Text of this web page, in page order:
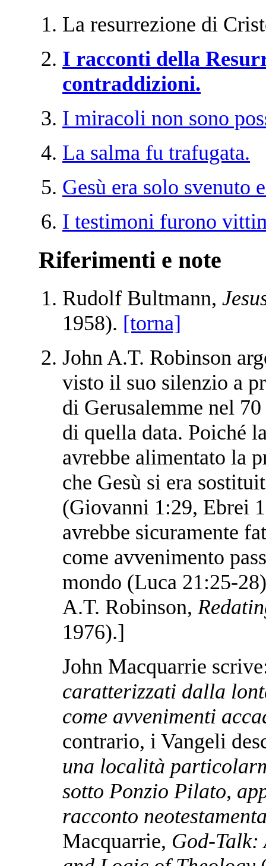
La resurrezione di
I racconti della
contraddizioni.
I miracoli non sono
La salma fu trafugata.
Gesù era solo svenuto
I testimoni furono
Riferimenti e note
Rudolf Bultmann,
1958). [torna]
John A.T. Robinson
visto il suo silenzio a
di Gerusalemme nel
di quella data. Poiché
avrebbe alimentato la
che Gesù si era
(Giovanni 1:29, Ebrei
avrebbe sicuramente
come avvenimento
mondo (Luca 21:25-
A.T. Robinson,
1976).]
John Macquarrie
caratterizzati dalla
come avvenimenti
contrario, i Vangeli
una località
sotto Ponzio Pilato,
racconto
Macquarrie, God-Talk: